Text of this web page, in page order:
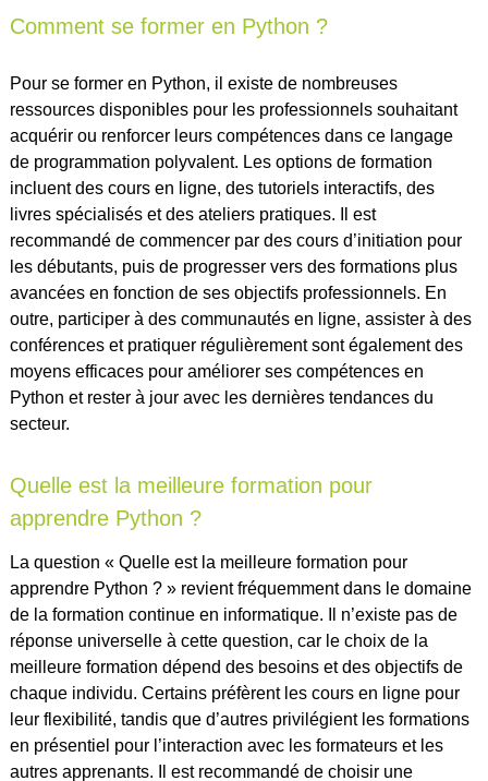
Comment se former en Python ?
Pour se former en Python, il existe de nombreuses
ressources disponibles pour les professionnels souhaitant
acquérir ou renforcer leurs compétences dans ce langage
de programmation polyvalent. Les options de formation
incluent des cours en ligne, des tutoriels interactifs, des
livres spécialisés et des ateliers pratiques. Il est
recommandé de commencer par des cours d’initiation pour
les débutants, puis de progresser vers des formations plus
avancées en fonction de ses objectifs professionnels. En
outre, participer à des communautés en ligne, assister à des
conférences et pratiquer régulièrement sont également des
moyens efficaces pour améliorer ses compétences en
Python et rester à jour avec les dernières tendances du
secteur.
Quelle est la meilleure formation pour
apprendre Python ?
La question « Quelle est la meilleure formation pour
apprendre Python ? » revient fréquemment dans le domaine
de la formation continue en informatique. Il n’existe pas de
réponse universelle à cette question, car le choix de la
meilleure formation dépend des besoins et des objectifs de
chaque individu. Certains préfèrent les cours en ligne pour
leur flexibilité, tandis que d’autres privilégient les formations
en présentiel pour l’interaction avec les formateurs et les
autres apprenants. Il est recommandé de choisir une